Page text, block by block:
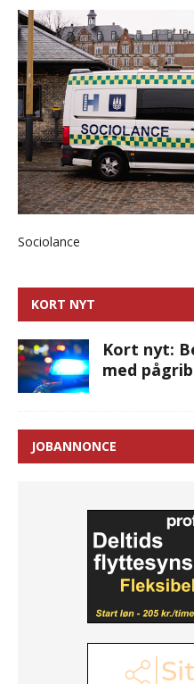
Sociolance
KORT NYT
Kort nyt:
med
JOBANNONCE